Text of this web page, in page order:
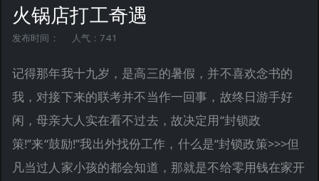
火锅店打工奇遇
发布时间： 人气：741
记得那年我十九岁，是高三的暑假，并不喜欢念书的
我，对接下来的联考并不当作一回事，故终日游手好
闲，母亲大人实在看不过去，故决定用“封锁政
策!”来“鼓励!”我出外找份工作，什么是“封锁政策>>>但
凡当过人家小孩的都会知道，那就是不给零用钱在家开